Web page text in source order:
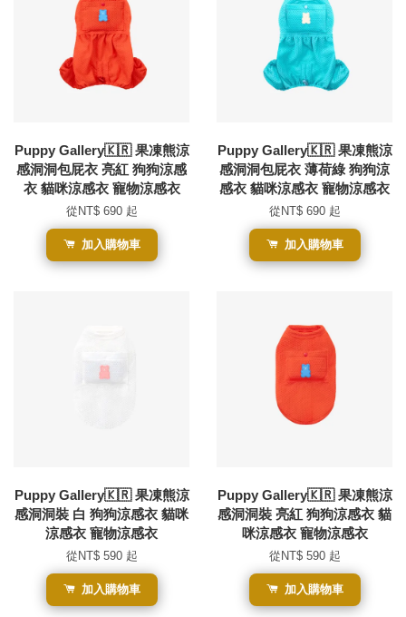
Puppy Gallery🇰🇷 果凍熊涼
感洞洞包屁衣 亮紅 狗狗涼感
衣 貓咪涼感衣 寵物涼感衣
從 NT$ 690 起
加入購物車
Puppy Gallery🇰🇷 果凍熊涼
感洞洞包屁衣 薄荷綠 狗狗涼
感衣 貓咪涼感衣 寵物涼感衣
從 NT$ 690 起
加入購物車
Puppy Gallery🇰🇷 果凍熊涼
感洞洞裝 白 狗狗涼感衣 貓咪
涼感衣 寵物涼感衣
從 NT$ 590 起
加入購物車
Puppy Gallery🇰🇷 果凍熊涼
感洞洞裝 亮紅 狗狗涼感衣 貓
咪涼感衣 寵物涼感衣
從 NT$ 590 起
加入購物車